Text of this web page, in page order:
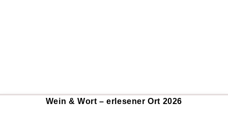
Wein & Wort – erlesener Ort 2026